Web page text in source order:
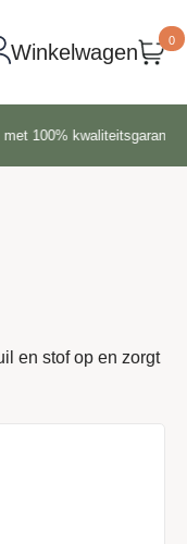
Winkelwagen 0
en stof op en zorgt